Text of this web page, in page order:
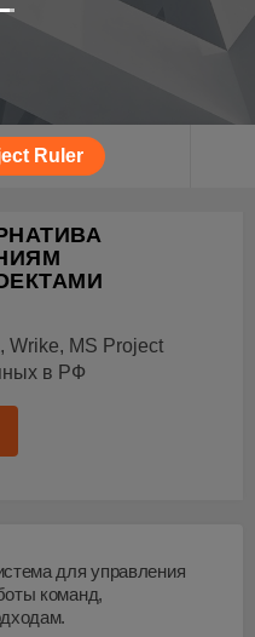
Ruler
Wrike, MS Project
в РФ
для управления
команд,